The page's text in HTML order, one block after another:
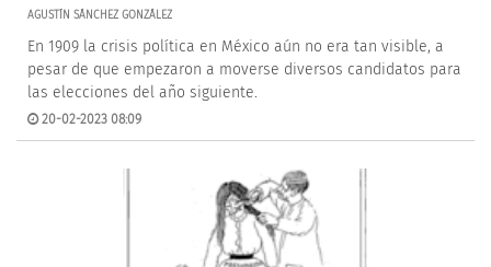
AGUSTÍN SÁNCHEZ GONZÁLEZ
En 1909 la crisis política en México aún no era tan visible, a
pesar de que empezaron a moverse diversos candidatos para
las elecciones del año siguiente.
20-02-2023 08:09